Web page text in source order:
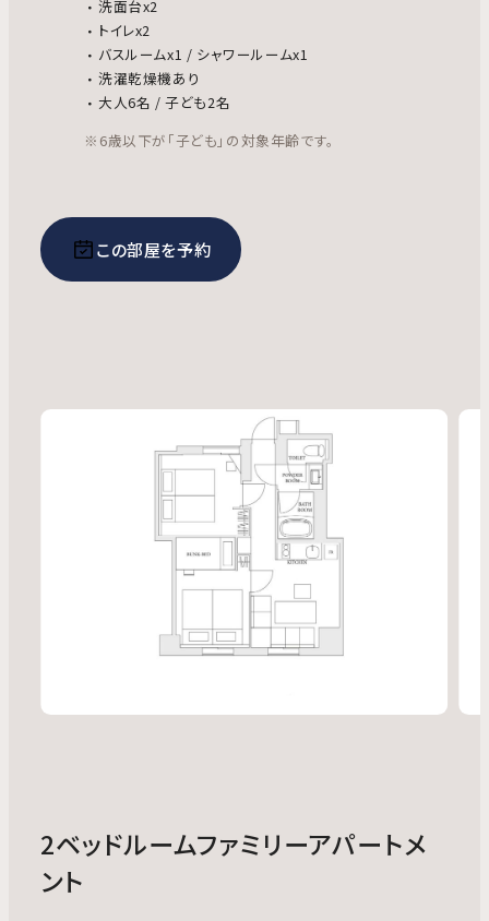
洗面台x2
トイレx2
バスルームx1 / シャワールームx1
洗濯乾燥機あり
大人6名 / 子ども2名
※6歳以下が「子ども」の対象年齢です。
この部屋を予約
2ベッドルームファミリーアパートメ
ント